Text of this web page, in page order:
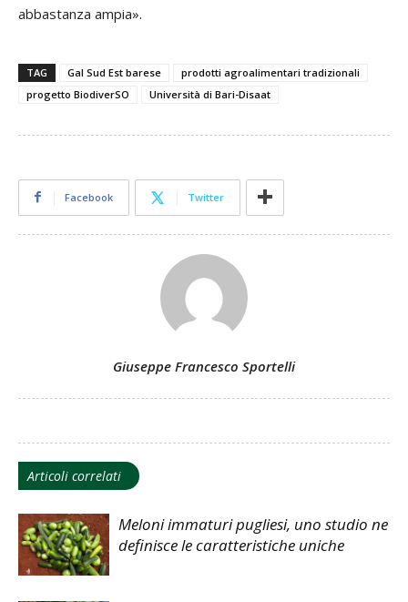
abbastanza ampia».
TAG Gal Sud Est barese
prodotti agroalimentari tradizionali
progetto BiodiverSO
Università di Bari-Disaat
Facebook Twitter
Giuseppe Francesco Sportelli
Articoli correlati
Meloni immaturi pugliesi, uno studio ne
definisce le caratteristiche uniche